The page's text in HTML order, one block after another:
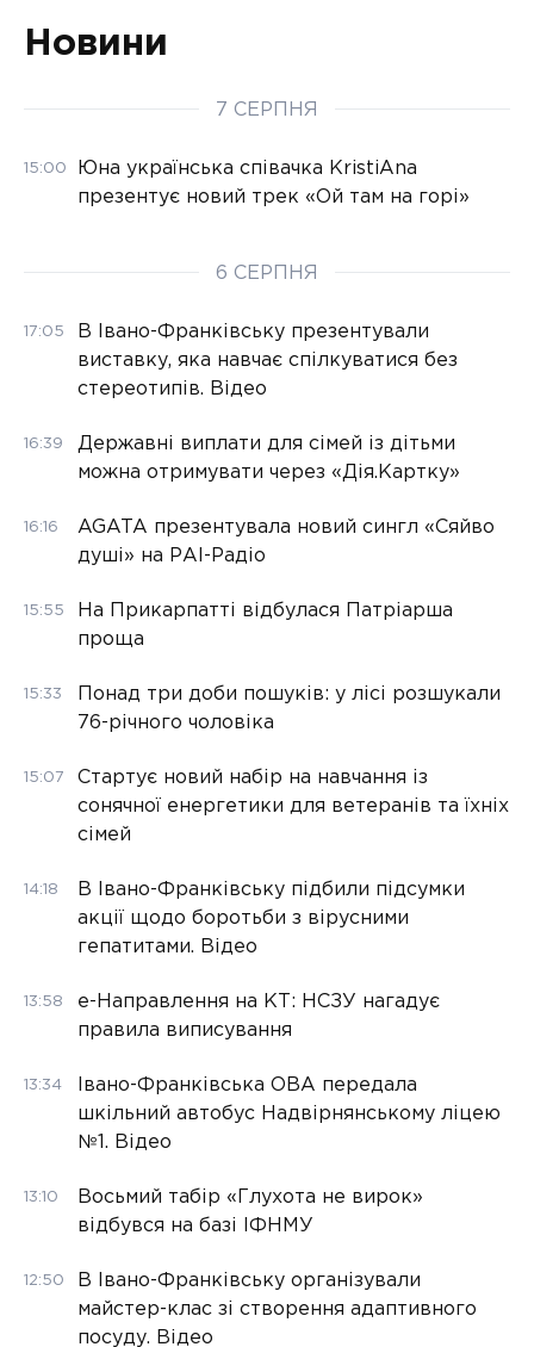
Новини
7 СЕРПНЯ
15:00
Юна українська співачка KristiAna
презентує новий трек «Ой там на горі»
6 СЕРПНЯ
17:05
В Івано-Франківську презентували
виставку, яка навчає спілкуватися без
стереотипів. Відео
16:39
Державні виплати для сімей із дітьми
можна отримувати через «Дія.Картку»
16:16
AGATA презентувала новий сингл «Сяйво
душі» на РАІ-Радіо
15:55
На Прикарпатті відбулася Патріарша
проща
15:33
Понад три доби пошуків: у лісі розшукали
76-річного чоловіка
15:07
Стартує новий набір на навчання із
сонячної енергетики для ветеранів та їхніх
сімей
14:18
В Івано-Франківську підбили підсумки
акції щодо боротьби з вірусними
гепатитами. Відео
13:58
е-Направлення на КТ: НСЗУ нагадує
правила виписування
13:34
Івано-Франківська ОВА передала
шкільний автобус Надвірнянському ліцею
№1. Відео
13:10
Восьмий табір «Глухота не вирок»
відбувся на базі ІФНМУ
12:50
В Івано-Франківську організували
майстер-клас зі створення адаптивного
посуду. Відео